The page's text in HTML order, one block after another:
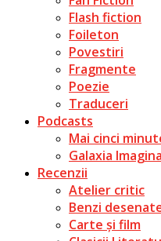
Flash fiction
Foileton
Povestiri
Fragmente
Poezie
Traduceri
Podcasts
Mai cinci
Galaxia
Recenzii
Atelier critic
Benzi
Carte și film